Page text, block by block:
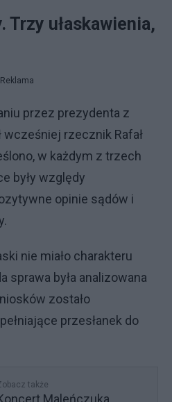
Trzy ułaskawienia,
Reklama
przez prezydenta z
wcześniej rzecznik Rafał
w każdym z trzech
były względy
opinie sądów i
nie miało charakteru
sprawa była analizowana
zostało
przesłanek do
także
Maleńczuka